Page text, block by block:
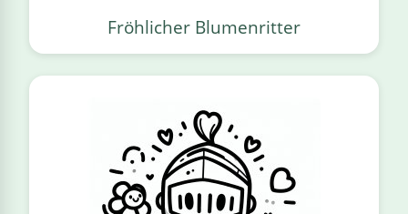
Fröhlicher Blumenritter